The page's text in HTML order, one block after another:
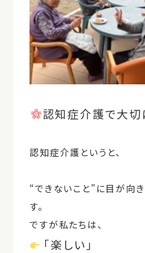
認知症介護で大切
認知症介護というと、
“できないこと”に目が向
す。
ですが私たちは、
「楽しい」